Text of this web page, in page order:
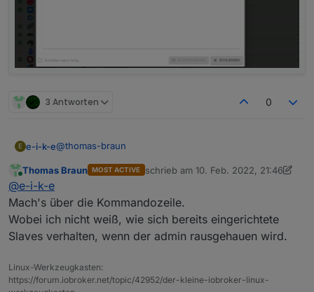
3 Antworten 0
E e-i-k-e@thomas-braun
Dauerschleife:
Online
Thomas Braun MOST ACTIVE schrieb am 10. Feb. 2022, 21:46
zuletzt editiert von Thomas Braun
@e-i-k-e
Mach's über die Kommandozeile.
Wobei ich nicht weiß, wie sich bereits eingerichtete
Slaves verhalten, wenn der admin rausgehauen wird.
Linux-Werkzeugkasten:
https://forum.iobroker.net/topic/42952/der-kleine-iobroker-linux-